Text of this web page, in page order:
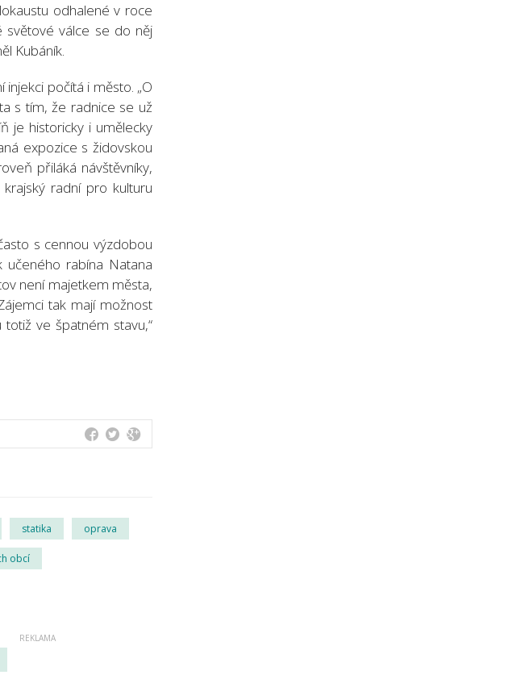
odhalené v roce
světové válce se do něj
Kubáník.
počítá i město. „O
s tím, že radnice se už
je historicky i umělecky
expozice s židovskou
přiláká návštěvníky,
radní pro kulturu
s cennou výzdobou
učeného rabína Natana
není majetkem města,
tak mají možnost
ve špatném stavu,“
statika oprava
obcí